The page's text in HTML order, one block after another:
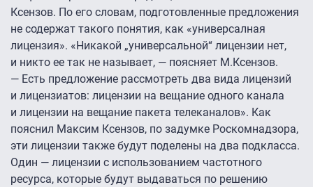
Ксензов. По его словам, подготовленные предложения
не содержат такого понятия, как «универсалная
лицензия». «Никакой „универсальной“ лицензии нет,
и никто ее так не называет, — поясняет М.Ксензов.
— Есть предложение рассмотреть два вида лицензий
и лицензиатов: лицензии на вещание одного канала
и лицензии на вещание пакета телеканалов». Как
пояснил Максим Ксензов, по задумке Роскомнадзора,
эти лицензии также будут поделены на два подкласса.
Один — лицензии с использованием частотного
ресурса, которые будут выдаваться по решению